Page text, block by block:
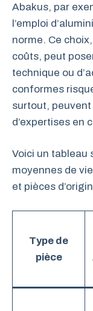
Abakus, par
l’emploi
norme. Ce
coûts, peut
technique ou
conformes
surtout,
d’expertises en
Voici un tableau
moyennes de
et pièces
Type de
pièce